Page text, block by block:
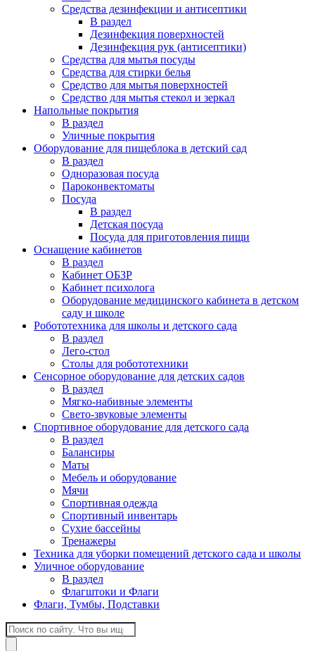
Средства дезинфекции и антисептики
В раздел
Дезинфекция поверхностей
Дезинфекция рук (антисептики)
Средства для мытья посуды
Средства для стирки белья
Средство для мытья поверхностей
Средство для мытья стекол и зеркал
Напольные покрытия
В раздел
Уличные покрытия
Оборудование для пищеблока в детский сад
В раздел
Одноразовая посуда
Пароконвектоматы
Посуда
В раздел
Детская посуда
Посуда для приготовления пищи
Оснащение кабинетов
В раздел
Кабинет ОБЗР
Кабинет психолога
Оборудование медицинского кабинета в детском
саду и школе
Робототехника для школы и детского сада
В раздел
Лего-стол
Столы для робототехники
Сенсорное оборудование для детских садов
В раздел
Мягко-набивные элементы
Свето-звуковые элементы
Спортивное оборудование для детского сада
В раздел
Балансиры
Маты
Мебель и оборудование
Мячи
Спортивная одежда
Спортивный инвентарь
Сухие бассейны
Тренажеры
Техника для уборки помещений детского сада и школы
Уличное оборудование
В раздел
Флагштоки и Флаги
Флаги, Тумбы, Подставки
Поиск
товаров